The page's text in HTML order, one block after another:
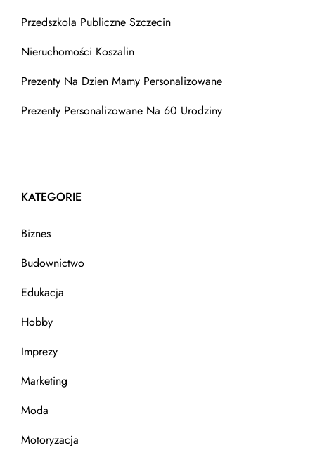
Przedszkola Publiczne Szczecin
Nieruchomości Koszalin
Prezenty Na Dzien Mamy Personalizowane
Prezenty Personalizowane Na 60 Urodziny
KATEGORIE
Biznes
Budownictwo
Edukacja
Hobby
Imprezy
Marketing
Moda
Motoryzacja